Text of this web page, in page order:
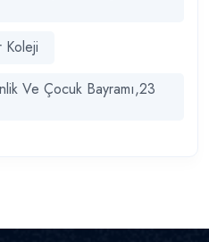
Koleji
Ve Çocuk Bayramı,23